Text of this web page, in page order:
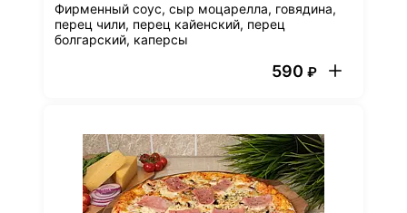
Фирменный соус, сыр моцарелла, говядина,
перец чили, перец кайенский, перец
болгарский, каперсы
590 ₽